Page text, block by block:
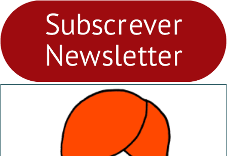
fores - Atelier de Educação
Ambiental nos
“Dominguinhos” de 23 de